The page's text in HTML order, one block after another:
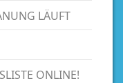
LÄUFT
ONLINE!